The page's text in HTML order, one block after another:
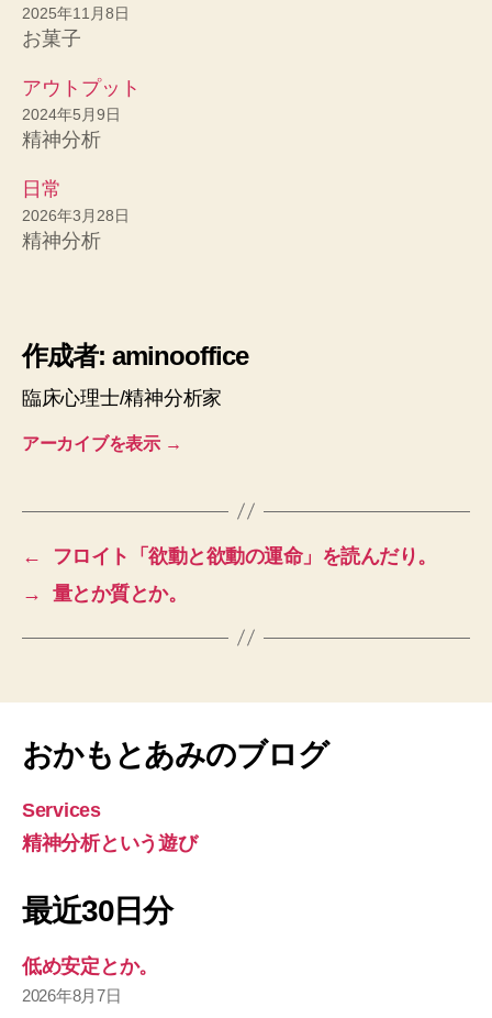
2025年11月8日
お菓子
アウトプット
2024年5月9日
精神分析
日常
2026年3月28日
精神分析
作成者: aminooffice
臨床心理士/精神分析家
アーカイブを表示 →
←
フロイト「欲動と欲動の運命」を読んだり。
→
量とか質とか。
おかもとあみのブログ
Services
精神分析という遊び
最近30日分
低め安定とか。
2026年8月7日